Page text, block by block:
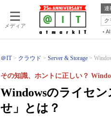
メディア
連
ク
＠IT クラウド Server & Storage
Windowsのライセ
せ」とは？
その知識、ホントに正しい？